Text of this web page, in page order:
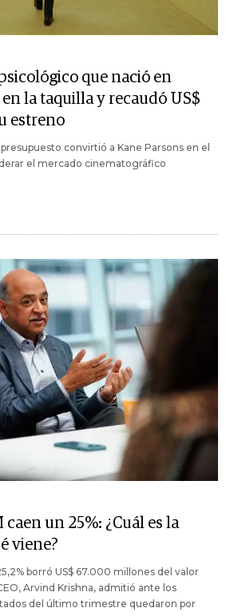
que nació en
la taquilla y recaudó US$
estreno
convirtió a Kane Parsons en el
el mercado cinematográfico
un 25%: ¿Cuál es la
viene?
borró US$ 67.000 millones del valor
Arvind Krishna, admitió ante los
del último trimestre quedaron por